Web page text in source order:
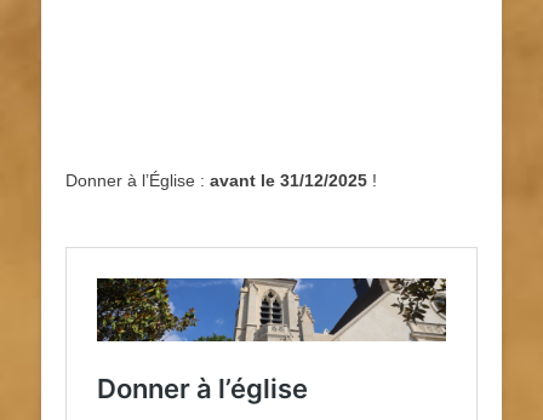
Donner à l’Église : avant le 31/12/2025 !